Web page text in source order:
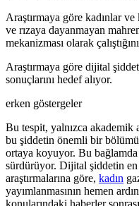
Araştırmaya göre kadınlar
ve rızaya dayanmayan
mekanizması olarak
Araştırmaya göre dijital
sonuçlarını hedef alıyor.
erken göstergeler
Bu tespit, yalnızca akademik
bu şiddetin önemli bir
ortaya koyuyor. Bu
sürdürüyor. Dijital şiddetin en
araştırmalarına göre, kadın
yayımlanmasının hemen
konularındaki haberler